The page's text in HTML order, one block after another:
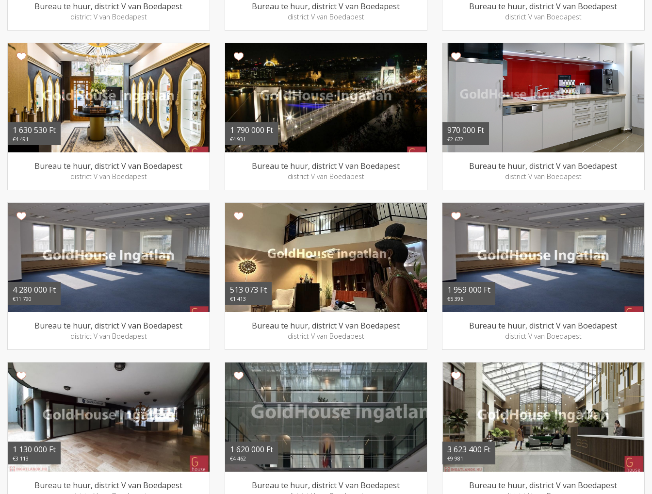
Bureau te huur, district V van Boedapest
district V van Boedapest
Bureau te huur, district V van Boedapest
district V van Boedapest
Bureau te huur, district V van Boedapest
district V van Boedapest
1 630 530 Ft
€4 491
Bureau te huur, district V van Boedapest
district V van Boedapest
1 790 000 Ft
€4 931
Bureau te huur, district V van Boedapest
district V van Boedapest
970 000 Ft
€2 672
Bureau te huur, district V van Boedapest
district V van Boedapest
4 280 000 Ft
€11 790
Bureau te huur, district V van Boedapest
district V van Boedapest
513 073 Ft
€1 413
Bureau te huur, district V van Boedapest
district V van Boedapest
1 959 000 Ft
€5 396
Bureau te huur, district V van Boedapest
district V van Boedapest
1 130 000 Ft
€3 113
Bureau te huur, district V van Boedapest
1 620 000 Ft
€4 462
Bureau te huur, district V van Boedapest
3 623 400 Ft
€9 981
Bureau te huur, district V van Boedapest